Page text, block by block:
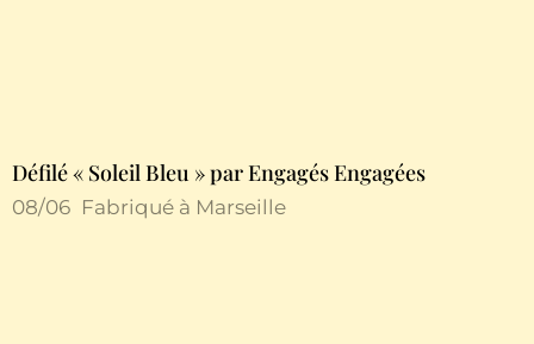
Défilé « Soleil Bleu » par Engagés Engagées
08/06 Fabriqué à Marseille